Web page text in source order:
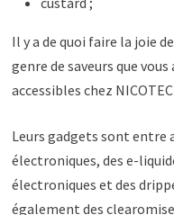
Il y a de quoi faire la joie
genre de saveurs que
accessibles chez
Leurs gadgets sont entre
électroniques, des e-
électroniques et des
également des